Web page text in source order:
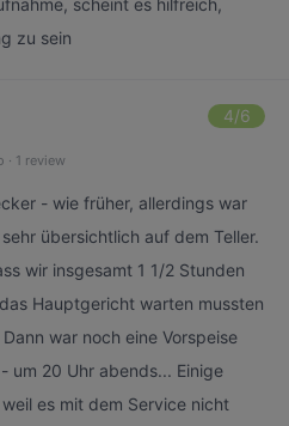
scheint es hilfreich,
zu sein
4/6
· 1 review
- wie früher, allerdings war
übersichtlich auf dem Teller.
wir insgesamt 1 1/2 Stunden
Hauptgericht warten mussten
war noch eine Vorspeise
um 20 Uhr abends... Einige
es mit dem Service nicht